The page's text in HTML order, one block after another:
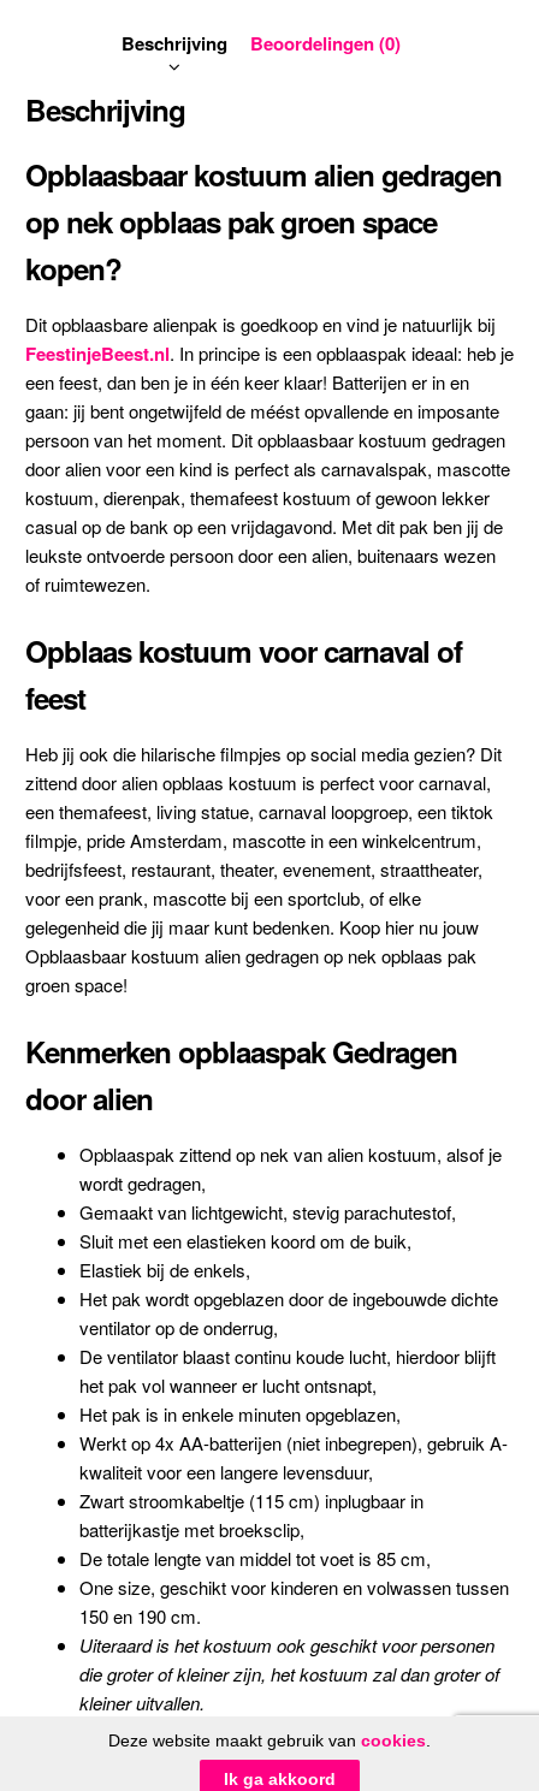
Beschrijving Beoordelingen (0)
Beschrijving
Opblaasbaar kostuum alien gedragen
op nek opblaas pak groen space
kopen?
Dit opblaasbare alienpak is goedkoop en vind je natuurlijk bij
FeestinjeBeest.nl. In principe is een opblaaspak ideaal: heb je
een feest, dan ben je in één keer klaar! Batterijen er in en
gaan: jij bent ongetwijfeld de méést opvallende en imposante
persoon van het moment. Dit opblaasbaar kostuum gedragen
door alien voor een kind is perfect als carnavalspak, mascotte
kostuum, dierenpak, themafeest kostuum of gewoon lekker
casual op de bank op een vrijdagavond. Met dit pak ben jij de
leukste ontvoerde persoon door een alien, buitenaars wezen
of ruimtewezen.
Opblaas kostuum voor carnaval of
feest
Heb jij ook die hilarische filmpjes op social media gezien? Dit
zittend door alien opblaas kostuum is perfect voor carnaval,
een themafeest, living statue, carnaval loopgroep, een tiktok
filmpje, pride Amsterdam, mascotte in een winkelcentrum,
bedrijfsfeest, restaurant, theater, evenement, straattheater,
voor een prank, mascotte bij een sportclub, of elke
gelegenheid die jij maar kunt bedenken. Koop hier nu jouw
Opblaasbaar kostuum alien gedragen op nek opblaas pak
groen space!
Kenmerken opblaaspak Gedragen
door alien
Opblaaspak zittend op nek van alien kostuum, alsof je
wordt gedragen,
Gemaakt van lichtgewicht, stevig parachutestof,
Sluit met een elastieken koord om de buik,
Elastiek bij de enkels,
Het pak wordt opgeblazen door de ingebouwde dichte
ventilator op de onderrug,
De ventilator blaast continu koude lucht, hierdoor blijft
het pak vol wanneer er lucht ontsnapt,
Het pak is in enkele minuten opgeblazen,
Werkt op 4x AA-batterijen (niet inbegrepen), gebruik A-
kwaliteit voor een langere levensduur,
Zwart stroomkabeltje (115 cm) inplugbaar in
batterijkastje met broeksclip,
De totale lengte van middel tot voet is 85 cm,
One size, geschikt voor kinderen en volwassen tussen
150 en 190 cm.
Uiteraard is het kostuum ook geschikt voor personen
die groter of kleiner zijn, het kostuum zal dan groter of
kleiner uitvallen.
© FeestinjeBeest.nl 2014 - 2026
Deze website maakt gebruik van cookies
Ik ga akkoord